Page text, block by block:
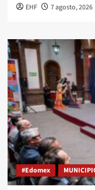
EHF 7 agosto, 2026
#Edomex